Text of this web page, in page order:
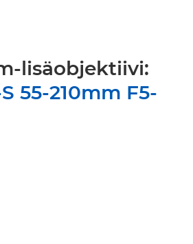
lisäobjektiivi:
55-210mm F5-